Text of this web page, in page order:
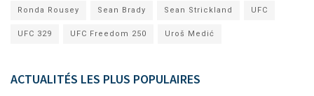
Ronda Rousey Sean Brady Sean Strickland UFC
UFC 329 UFC Freedom 250 Uroš Medić
ACTUALITÉS LES PLUS POPULAIRES